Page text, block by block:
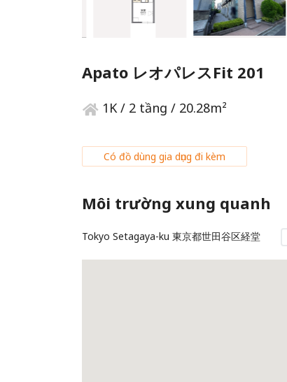
Apato レオパレスFit 201
1K / 2 tầng / 20.28m²
Có đồ dùng gia dụng đi kèm
Môi trường xung quanh
Tokyo Setagaya-ku 東京都世田谷区経堂